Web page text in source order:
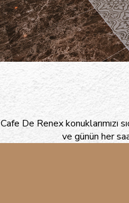
Cafe De Renex konuklarımızı
ve günün her